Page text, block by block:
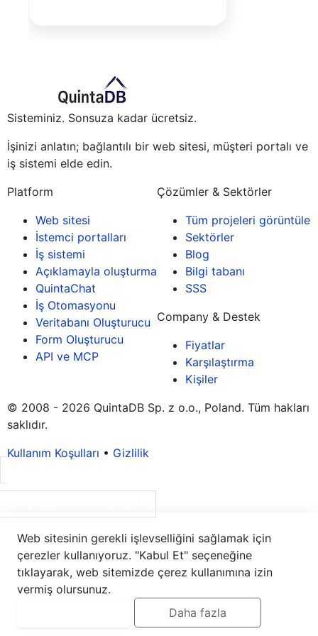
Sisteminiz. Sonsuza kadar ücretsiz.
İşinizi anlatın; bağlantılı bir web sitesi, müşteri portalı ve
iş sistemi elde edin.
Platform
Web sitesi
İstemci portalları
İş sistemi
Açıklamayla oluşturma
QuintaChat
İş Otomasyonu
Veritabanı Oluşturucu
Form Oluşturucu
API ve MCP
Çözümler & Sektörler
Tüm projeleri görüntüle
Sektörler
Blog
Bilgi tabanı
SSS
Company & Destek
Fiyatlar
Karşılaştırma
Kişiler
© 2008 - 2026 QuintaDB Sp. z o.o., Poland. Tüm hakları
saklıdır.
Kullanım Koşulları • Gizlilik
Web sitesinin gerekli işlevselliğini sağlamak için
çerezler kullanıyoruz. "Kabul Et" seçeneğine
tıklayarak, web sitemizde çerez kullanımına izin
vermiş olursunuz.
Daha fazla